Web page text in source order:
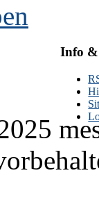
Info &